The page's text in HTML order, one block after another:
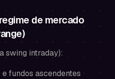
de mercado
swing intraday):
fundos ascendentes